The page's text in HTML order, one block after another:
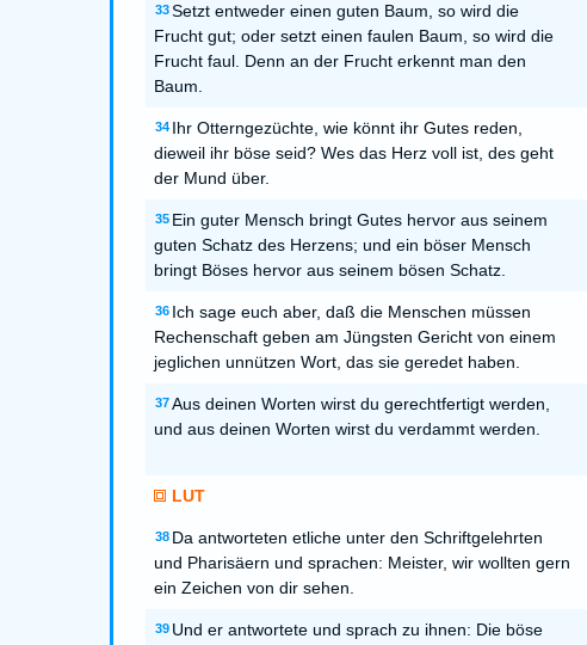
33 Setzt entweder einen guten Baum, so wird die
Frucht gut; oder setzt einen faulen Baum, so wird die
Frucht faul. Denn an der Frucht erkennt man den
Baum.
34 Ihr Otterngezüchte, wie könnt ihr Gutes reden,
dieweil ihr böse seid? Wes das Herz voll ist, des geht
der Mund über.
35 Ein guter Mensch bringt Gutes hervor aus seinem
guten Schatz des Herzens; und ein böser Mensch
bringt Böses hervor aus seinem bösen Schatz.
36 Ich sage euch aber, daß die Menschen müssen
Rechenschaft geben am Jüngsten Gericht von einem
jeglichen unnützen Wort, das sie geredet haben.
37 Aus deinen Worten wirst du gerechtfertigt werden,
und aus deinen Worten wirst du verdammt werden.
LUT
38 Da antworteten etliche unter den Schriftgelehrten
und Pharisäern und sprachen: Meister, wir wollten gern
ein Zeichen von dir sehen.
39 Und er antwortete und sprach zu ihnen: Die böse